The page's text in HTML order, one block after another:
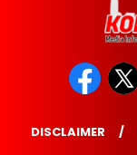
DISCLAIMER